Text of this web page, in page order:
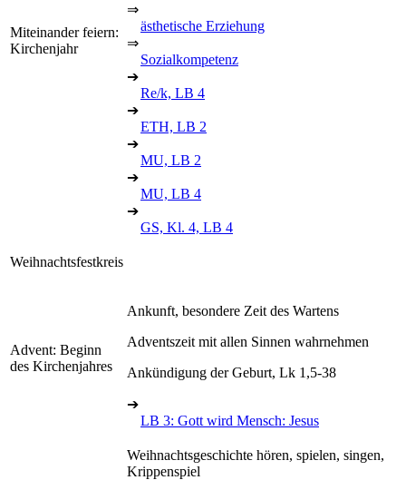
Miteinander feiern:
Kirchenjahr
⇒
ästhetische Erziehung
⇒
Sozialkompetenz
➔
Re/k, LB 4
➔
ETH, LB 2
➔
MU, LB 2
➔
MU, LB 4
➔
GS, Kl. 4, LB 4
Weihnachtsfestkreis
Advent: Beginn
des Kirchenjahres
Ankunft, besondere Zeit des Wartens
Adventszeit mit allen Sinnen wahrnehmen
Ankündigung der Geburt, Lk 1,5-38
➔
LB 3: Gott wird Mensch: Jesus
Weihnachtsgeschichte hören, spielen, singen,
Krippenspiel